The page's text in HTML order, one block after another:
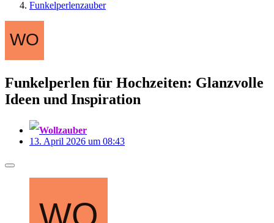
Funkelperlenzauber
Funkelperlen für Hochzeiten: Glanzvolle
Ideen und Inspiration
Wollzauber
13. April 2026 um 08:43